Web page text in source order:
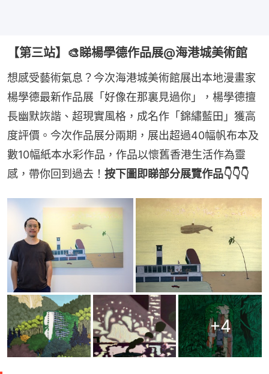
【第三站】🎨睇楊學德作品展@海港城美術館
想感受藝術氣息？今次海港城美術館展出本地漫畫家
楊學德最新作品展「好像在那裏見過你」，楊學德擅
長幽默詼諧、超現實風格，成名作「錦繡藍田」獲高
度評價。今次作品展分兩期，展出超過40幅帆布本及
數10幅紙本水彩作品，作品以懷舊香港生活作為靈
感，帶你回到過去！ 按下圖即睇部分展覽作品👇👇👇
+4